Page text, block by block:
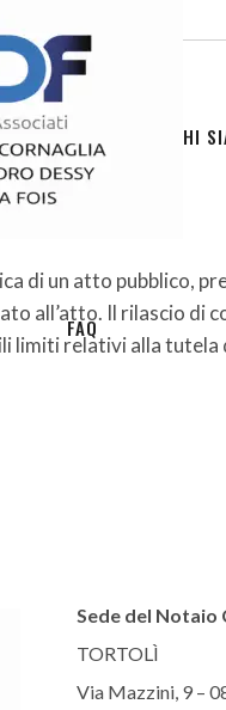
HOME CHI
FAQ
di un atto pubblico,
all’atto. Il rilascio di
limiti relativi alla tutela
Sede del Notaio
TORTOLÌ
Via Mazzini, 9 –